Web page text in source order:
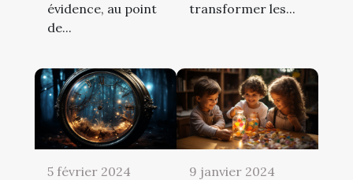
évidence, au point
de...
transformer les...
5 février 2024
9 janvier 2024